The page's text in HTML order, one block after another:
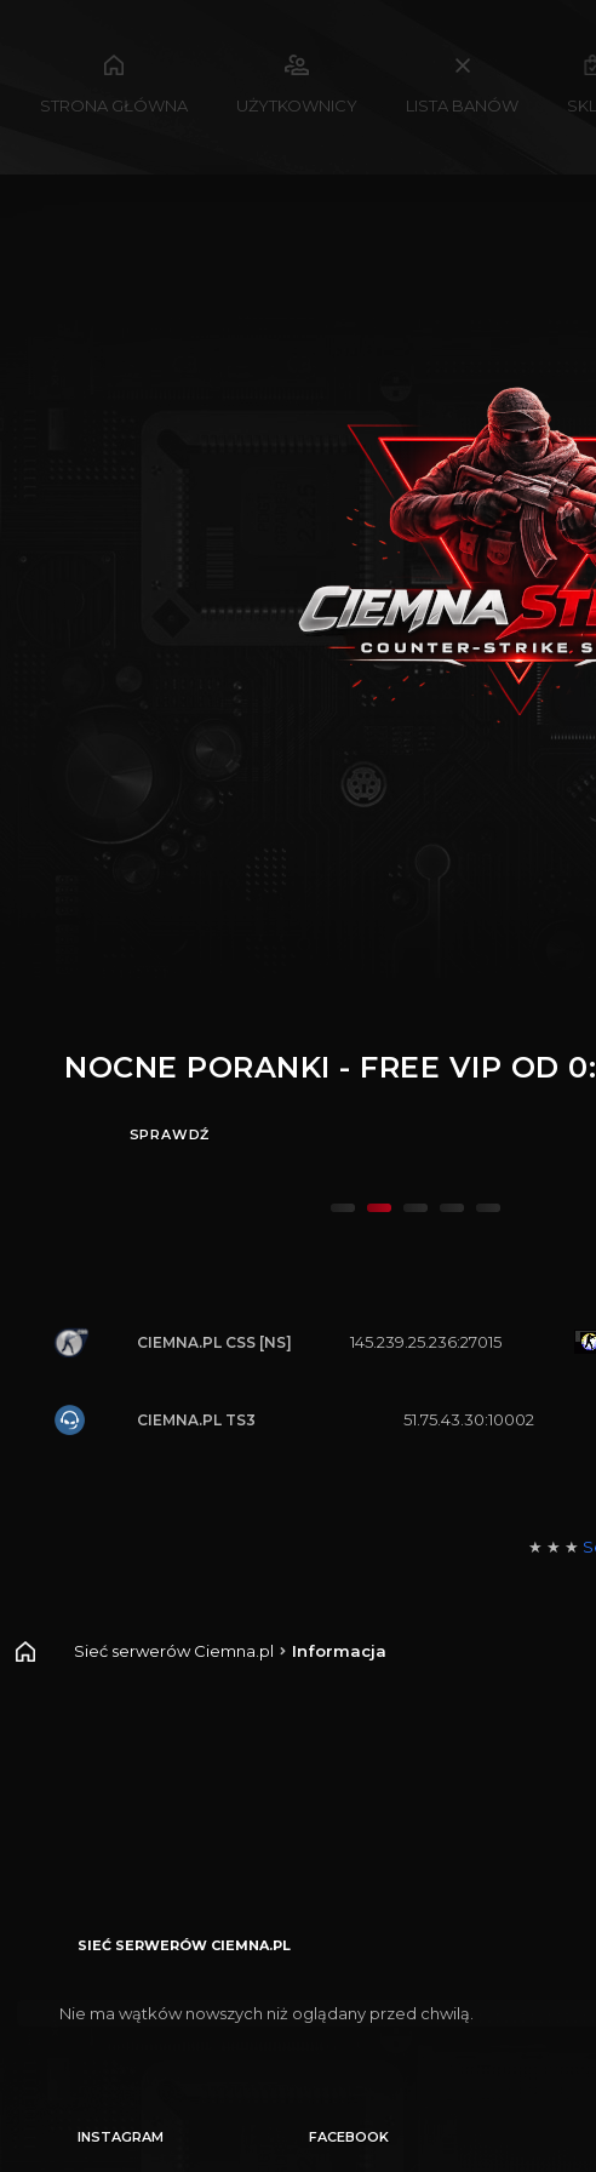
STRONA GŁÓWNA UŻYTKOWNICY LISTA BANÓW
NOCNE PORANKI - FREE VIP OD
SPRAWDŹ
CIEMNA.PL CSS [NS] 145.239.25.236:27015
CIEMNA.PL TS3 51.75.43.30:10002
★ ★ ★
Sieć serwerów Ciemna.pl Informacja
SIEĆ SERWERÓW CIEMNA.PL
Nie ma wątków nowszych niż oglądany przed chwilą.
INSTAGRAM FACEBOOK